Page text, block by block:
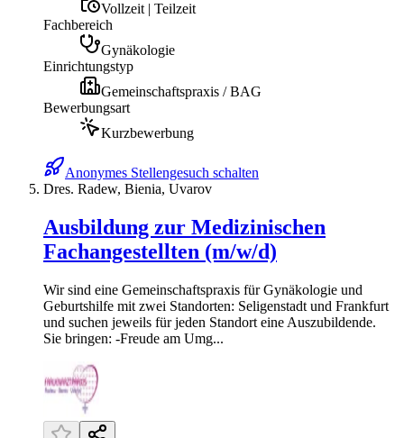
Vollzeit | Teilzeit
Fachbereich
Gynäkologie
Einrichtungstyp
Gemeinschaftspraxis / BAG
Bewerbungsart
Kurzbewerbung
Anonymes Stellengesuch schalten
Dres. Radew, Bienia, Uvarov
Ausbildung zur Medizinischen
Fachangestellten (m/w/d)
Wir sind eine Gemeinschaftspraxis für Gynäkologie und
Geburtshilfe mit zwei Standorten: Seligenstadt und Frankfurt
und suchen jeweils für jeden Standort eine Auszubildende.
Sie bringen: -Freude am Umg...